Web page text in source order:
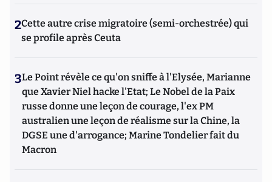
2Cette autre crise migratoire (semi-orchestrée) qui
se profile après Ceuta
3Le Point révèle ce qu'on sniffe à l'Elysée, Marianne
que Xavier Niel hacke l'Etat; Le Nobel de la Paix
russe donne une leçon de courage, l'ex PM
australien une leçon de réalisme sur la Chine, la
DGSE une d'arrogance; Marine Tondelier fait du
Macron